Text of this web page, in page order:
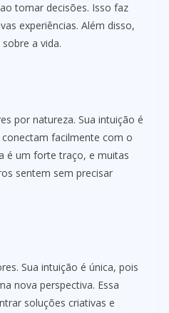
tomar decisões. Isso faz
experiências. Além disso,
a vida.
por natureza. Sua intuição é
facilmente com o
é um forte traço, e muitas
sentem sem precisar
Sua intuição é única, pois
nova perspectiva. Essa
soluções criativas e